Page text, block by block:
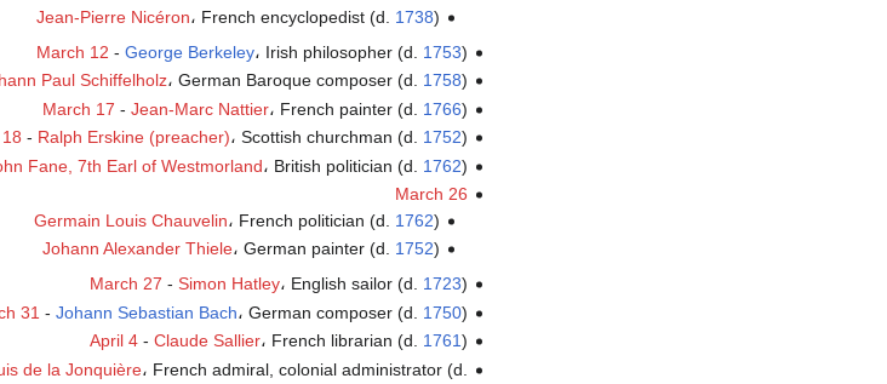
Jean-Pierre Nicéron، French encyclopedist (d. 1738)
March 12 - George Berkeley، Irish philosopher (d. 1753)
Paul Schiffelholz، German Baroque composer (d. 1758)
March 17 - Jean-Marc Nattier، French painter (d. 1766)
- Ralph Erskine (preacher)، Scottish churchman (d. 1752)
Fane, 7th Earl of Westmorland، British politician (d. 1762)
March 26
Germain Louis Chauvelin، French politician (d. 1762)
Johann Alexander Thiele، German painter (d. 1752)
March 27 - Simon Hatley، English sailor (d. 1723)
31 - Johann Sebastian Bach، German composer (d. 1750)
April 4- Claude Sallier، French librarian (d. 1761)
de la Jonquière، French admiral, colonial administrator (d.